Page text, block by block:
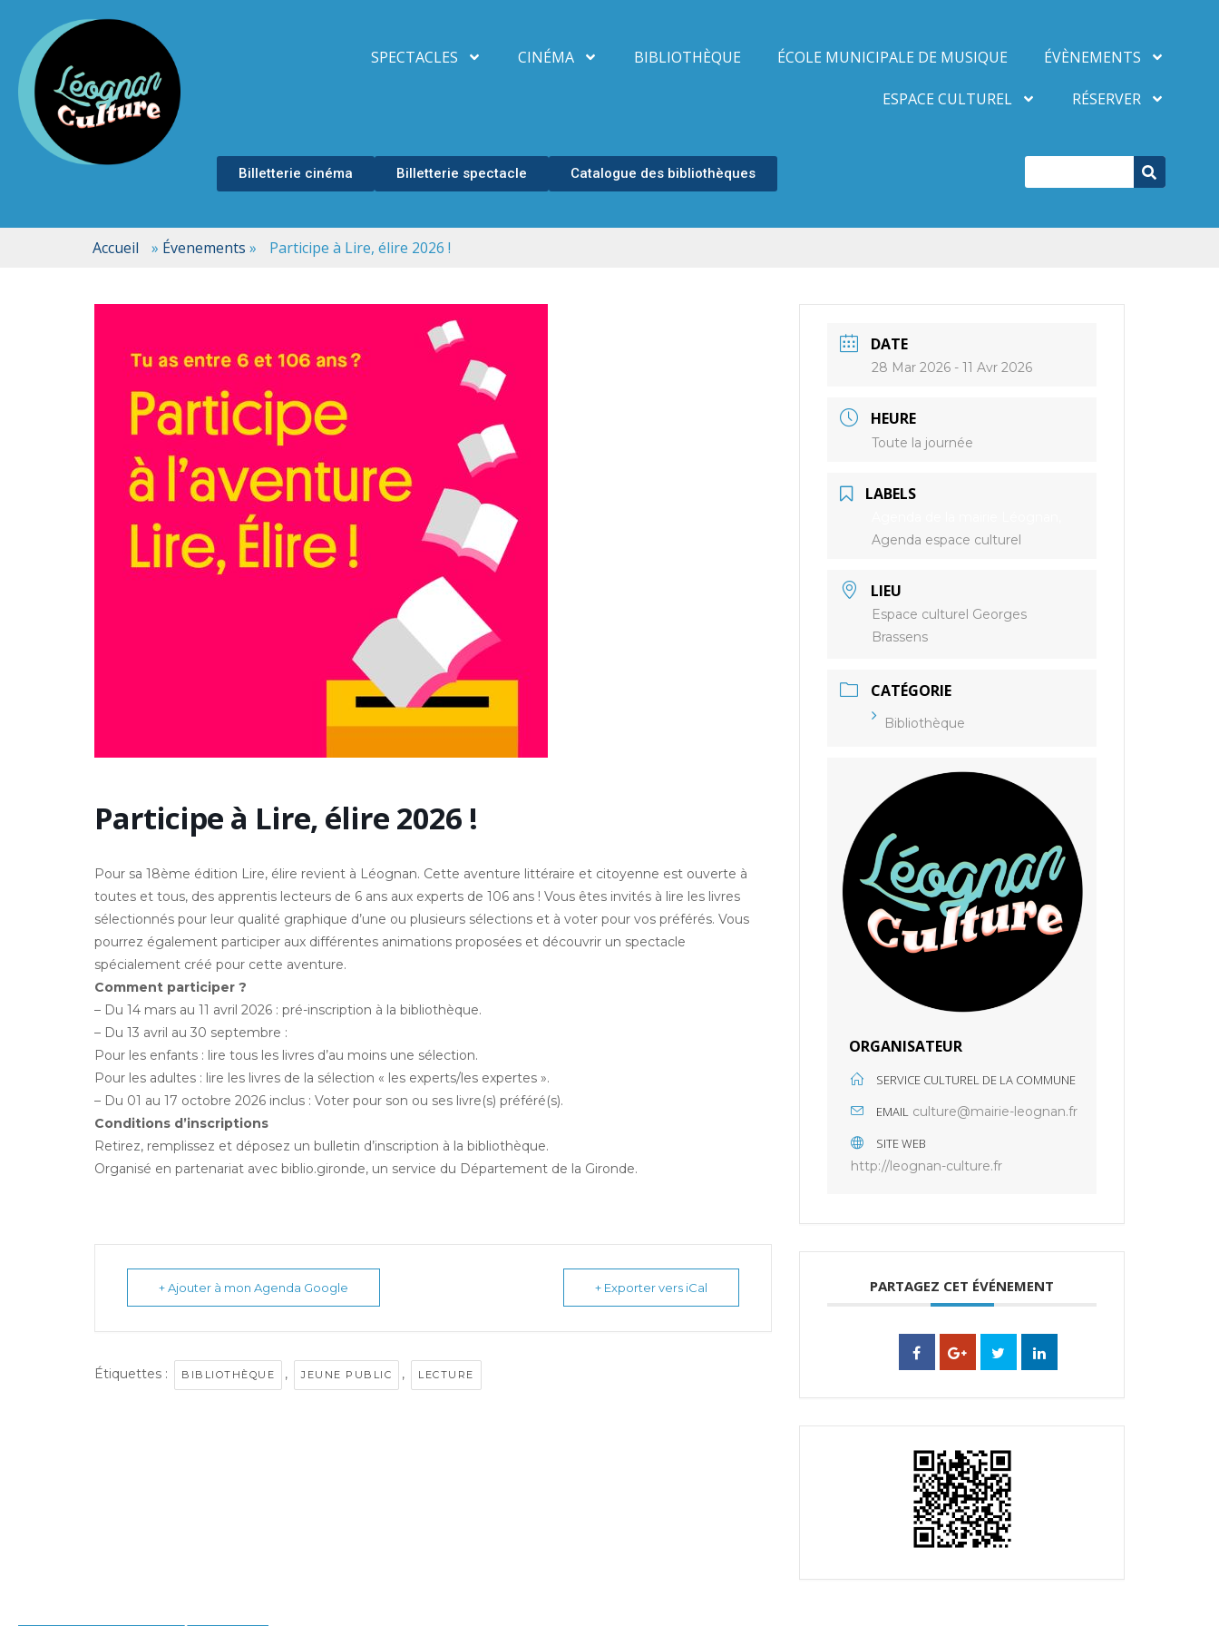
SPECTACLES CINÉMA BIBLIOTHÈQUE ÉCOLE MUNICIPALE DE MUSIQUE ÉVÈNEMENTS
ESPACE CULTUREL RÉSERVER
Billetterie cinéma Billetterie spectacle Catalogue des bibliothèques
Accueil » Évenements » Participe à Lire, élire 2026 !
Participe à Lire, élire 2026 !
Pour sa 18ème édition Lire, élire revient à Léognan. Cette aventure littéraire et citoyenne est ouverte à
toutes et tous, des apprentis lecteurs de 6 ans aux experts de 106 ans ! Vous êtes invités à lire les livres
sélectionnés pour leur qualité graphique d’une ou plusieurs sélections et à voter pour vos préférés. Vous
pourrez également participer aux différentes animations proposées et découvrir un spectacle
spécialement créé pour cette aventure.
Comment participer ?
– Du 14 mars au 11 avril 2026 : pré-inscription à la bibliothèque.
– Du 13 avril au 30 septembre :
Pour les enfants : lire tous les livres d’au moins une sélection.
Pour les adultes : lire les livres de la sélection « les experts/les expertes ».
– Du 01 au 17 octobre 2026 inclus : Voter pour son ou ses livre(s) préféré(s).
Conditions d’inscriptions
Retirez, remplissez et déposez un bulletin d’inscription à la bibliothèque.
Organisé en partenariat avec biblio.gironde, un service du Département de la Gironde.
+ Ajouter à mon Agenda Google + Exporter vers iCal
Étiquettes : BIBLIOTHÈQUE , JEUNE PUBLIC , LECTURE
DATE
28 Mar 2026 - 11 Avr 2026
HEURE
Toute la journée
LABELS
Agenda espace culturel
LIEU
Espace culturel Georges
Brassens
CATÉGORIE
Bibliothèque
ORGANISATEUR
SERVICE CULTUREL DE LA COMMUNE
EMAIL culture@mairie-leognan.fr
SITE WEB
http://leognan-culture.fr
PARTAGEZ CET ÉVÉNEMENT